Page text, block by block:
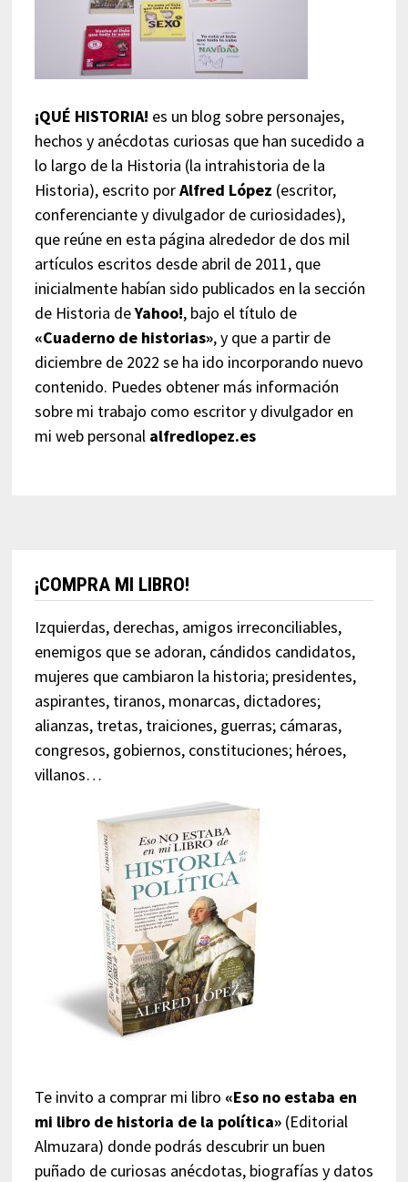
¡QUÉ HISTORIA! es un blog sobre personajes,
hechos y anécdotas curiosas que han sucedido a
lo largo de la Historia (la intrahistoria de la
Historia), escrito porAlfred López (escritor,
conferenciante y divulgador de curiosidades),
que reúne en esta página alrededor de dos mil
artículos escritos desde abril de 2011, que
inicialmente habían sido publicados en la sección
de Historia deYahoo!, bajo el título de
«Cuaderno de historias», y que a partir de
diciembre de 2022 se ha ido incorporando nuevo
contenido. Puedes obtener más información
sobre mi trabajo como escritor y divulgador en
mi web personal alfredlopez.es
¡COMPRA MI LIBRO!
Izquierdas, derechas, amigos irreconciliables,
enemigos que se adoran, cándidos candidatos,
mujeres que cambiaron la historia; presidentes,
aspirantes, tiranos, monarcas, dictadores;
alianzas, tretas, traiciones, guerras; cámaras,
congresos, gobiernos, constituciones; héroes,
villanos…
Te invito a comprar mi libro «Eso no estaba en
mi libro de historia de la política»(Editorial
Almuzara) donde podrás descubrir un buen
puñado de curiosas anécdotas, biografías y datos